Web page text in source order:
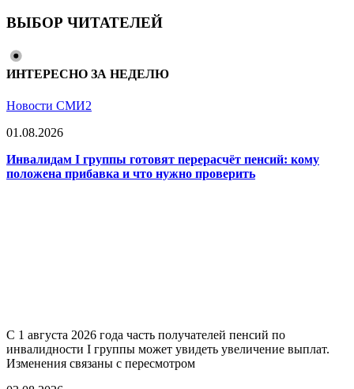
ВЫБОР ЧИТАТЕЛЕЙ
ИНТЕРЕСНО ЗА НЕДЕЛЮ
Новости СМИ2
01.08.2026
Инвалидам I группы готовят перерасчёт пенсий: кому
положена прибавка и что нужно проверить
С 1 августа 2026 года часть получателей пенсий по
инвалидности I группы может увидеть увеличение выплат.
Изменения связаны с пересмотром